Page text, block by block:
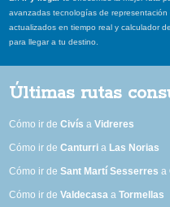
avanzadas tecnologías de
actualizados en tiempo real y calculador
para llegar a tu destino.
Últimas rutas
Cómo ir deCivís aVidreres
Cómo ir deCanturri a Las Norias
Cómo ir deSant Martí Sesserres a
Cómo ir deValdecasa aTormellas